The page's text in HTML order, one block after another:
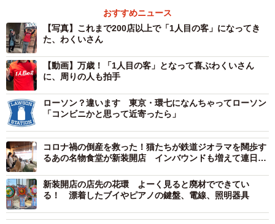
おすすめニュース
【写真】これまで200店以上で「1人目の客」になってき
た、わくいさん
【動画】万歳！「1人目の客」となって喜ぶわくいさん
に、周りの人も拍手
ローソン？違います 東京・環七になんちゃってローソン
「コンビニかと思って近寄ったら」
コロナ禍の倒産を救った！猫たちが鉄道ジオラマを闊歩す
るあの名物食堂が新装開店 インバウンドも増えて連日満
新装開店の店先の花環 よーく見ると廃材でできてい
る！ 漂着したブイやピアノの鍵盤、電線、照明器具